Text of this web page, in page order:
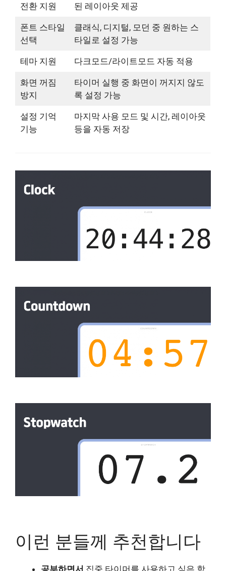
전환 지원
된 레이아웃 제공
폰트 스타일
선택
클래식, 디지털, 모던 중 원하는 스
타일로 설정 가능
테마 지원 다크모드/라이트모드 자동 적용
화면 꺼짐
방지
타이머 실행 중 화면이 꺼지지 않도
록 설정 가능
설정 기억
기능
마지막 사용 모드 및 시간, 레이아웃
등을 자동 저장
이런 분들께 추천합니다